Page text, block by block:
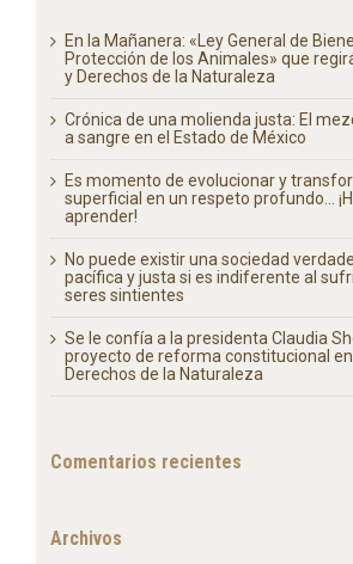
En la Mañanera: «Ley General de
Protección de los Animales» que
y Derechos de la Naturaleza
Crónica de una molienda justa: El
a sangre en el Estado de México
Es momento de evolucionar y
superficial en un respeto profundo…
aprender!
No puede existir una sociedad
pacífica y justa si es indiferente al
seres sintientes
Se le confía a la presidenta Claudia
proyecto de reforma constitucional
Derechos de la Naturaleza
Comentarios recientes
Archivos